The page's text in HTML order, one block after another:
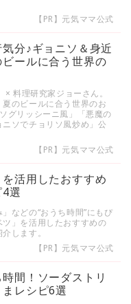
【PR】元気ママ公式
分♪ギョニソ＆身近
ールに合う世界の
× 料理研究家ジョーさん。
のビールに合う世界のお
グリッシーニ風」「悪魔の
ソでチョリソ風炒め」公
【PR】元気ママ公式
を活用したおすすめ
選
などの“おうち時間”にもぴ
」を活用したおすすめの
します。
【PR】元気ママ公式
間！ソーダストリ
レシピ6選